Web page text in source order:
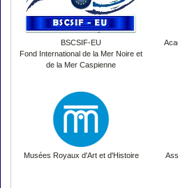
BSCSIF-EU
Fond International de la Mer Noire et
de la Mer Caspienne
Musées Royaux d'Art et d'Histoire